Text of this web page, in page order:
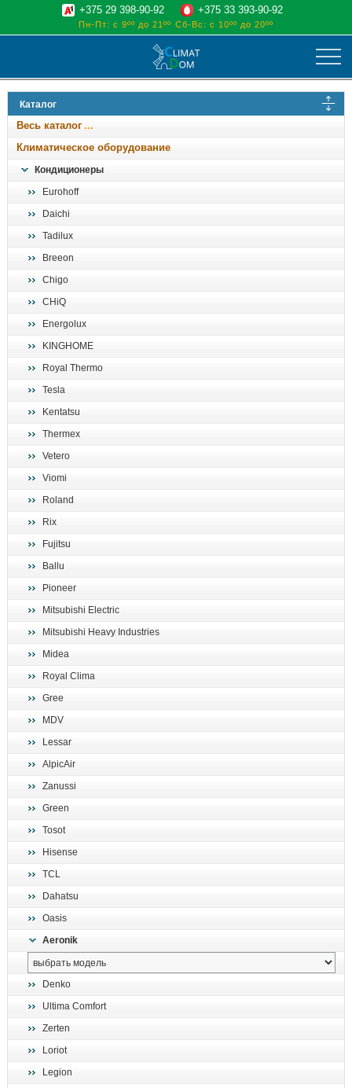
климат
отопительные котлы
водоснабжение
+375 29 398-90-92 +375 33 393-90-92
Пн-Пт: с 9ºº до 21ºº Сб-Вс: с 10ºº до 20ºº
Каталог
Весь каталог
Климатическое оборудование
Кондиционеры
Eurohoff
Daichi
Tadilux
Breeon
Chigo
CHiQ
Energolux
KINGHOME
Royal Thermo
Tesla
Kentatsu
Thermex
Vetero
Viomi
Roland
Rix
Fujitsu
Ballu
Pioneer
Mitsubishi Electric
Mitsubishi Heavy Industries
Midea
Royal Clima
Gree
MDV
Lessar
AlpicAir
Zanussi
Green
Tosot
Hisense
TCL
Dahatsu
Oasis
Aeronik
Denko
Ultima Comfort
Zerten
Loriot
Legion